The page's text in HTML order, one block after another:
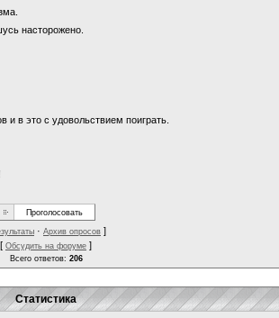
насторожено.
и в это с удовольствием поиграть.
· Архив опросов ]
[ Обсудить на форуме ]
Всего ответов: 206
Статистика